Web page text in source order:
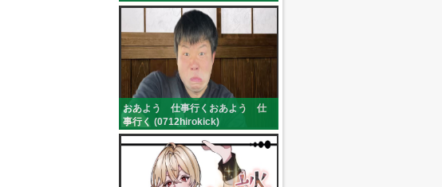
(_shamsieru)
おあよう 仕事行くおあよう 仕
事行く (0712hirokick)